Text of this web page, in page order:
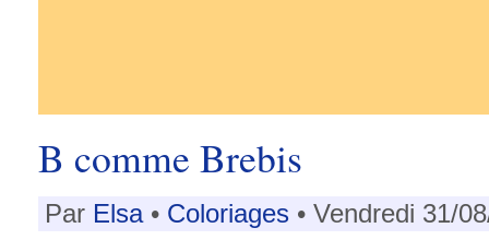
B comme Brebis
Par Elsa• Coloriages • Vendredi 31/